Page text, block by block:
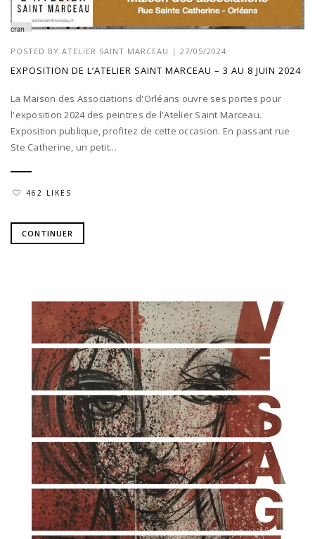
POSTED BY ATELIER SAINT MARCEAU | 27/05/2024
EXPOSITION DE L’ATELIER SAINT MARCEAU – 3 AU 8 JUIN 2024
La Maison des Associations d'Orléans ouvre ses portes pour
l'exposition 2024 des peintres de l'Atelier Saint Marceau.
Exposition publique, profitez de cette occasion. En passant rue
Ste Catherine, un petit...
462 LIKES
CONTINUER